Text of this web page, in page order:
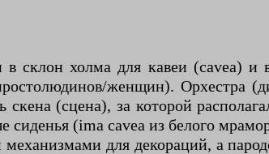
склон холма для кавеи (cavea) и
женщин). Орхестра
(сцена), за которой
(ima cavea из белого
для декораций, а